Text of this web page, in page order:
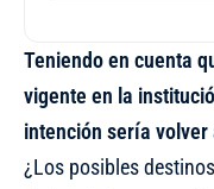
Teniendo en cuenta
vigente en la
intención sería
¿Los posibles